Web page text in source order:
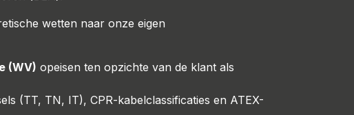
wetten naar onze eigen
(WV) opeisen ten opzichte van de klant als
(TT, TN, IT), CPR-kabelclassificaties en ATEX-